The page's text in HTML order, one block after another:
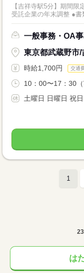
【吉祥寺駅5分】期間
受託企業の年末調整 ●
一般事務・OA
東京都武蔵野市/
時給1,700円 交通
10：00〜17：30
土曜日 日曜日 祝日
1
は